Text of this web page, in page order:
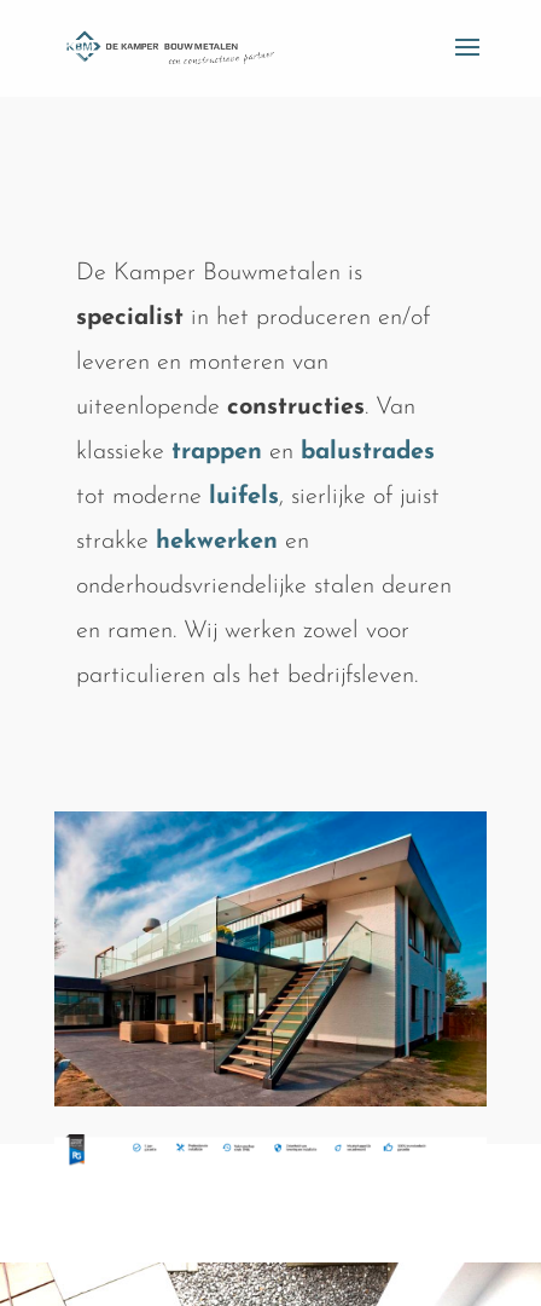
De Kamper Bouwmetalen is
specialistin het produceren en/of
leveren en monteren van
uiteenlopende constructies. Van
klassieke trappen en balustrades
tot moderne luifels, sierlijke of juist
strakke hekwerken en
onderhoudsvriendelijke stalen deuren
en ramen. Wij werken zowel voor
particulieren als het bedrijfsleven.